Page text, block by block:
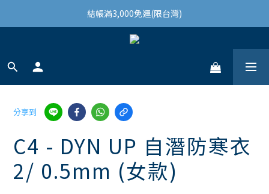
結帳滿3,000免運(限台灣)
結帳滿3,000免運(限台灣)
註冊會員領100購物金
分享到
C4 - DYN UP 自潛防寒衣
2/ 0.5mm (女款)